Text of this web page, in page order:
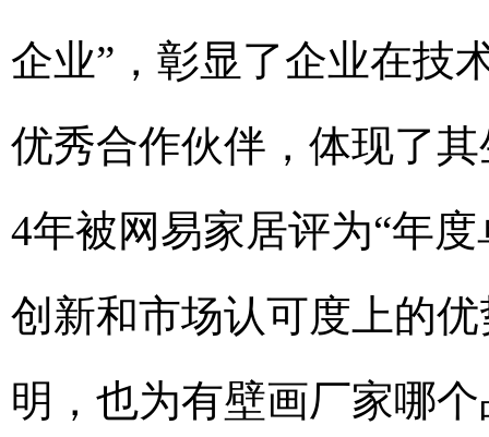
企业”，彰显了企业在技
优秀合作伙伴，体现了
4年被网易家居评为“年
创新和市场认可度上的
明，也为有壁画厂家哪